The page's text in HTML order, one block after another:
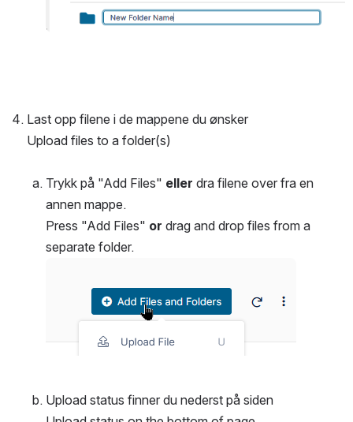
Last opp filene i de mappene du ønsker
Upload files to a folder(s)
Trykk på "Add Files" eller dra filene over fra en
annen mappe.
Press "Add Files" or drag and drop files from a
separate folder.
Upload status finner du nederst på siden